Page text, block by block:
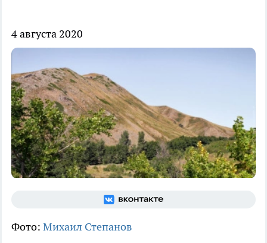
4 августа 2020
Фото: Михаил Степанов